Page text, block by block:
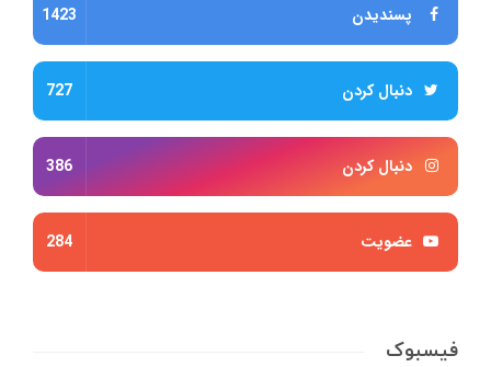
پسندیدن 1423
دنبال کردن 727
دنبال کردن 386
عضویت 284
فیسبوک